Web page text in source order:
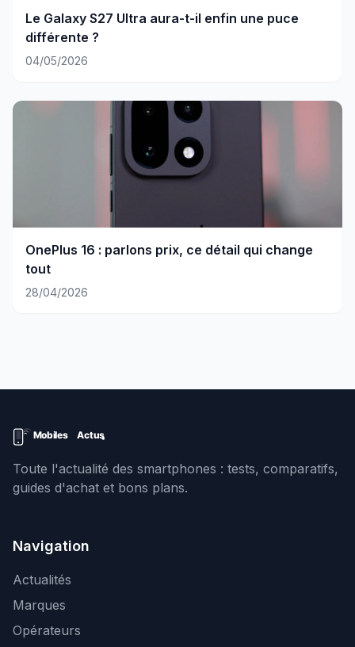
Le Galaxy S27 Ultra aura-t-il enfin une puce
différente ?
04/05/2026
OnePlus 16 : parlons prix, ce détail qui change
tout
28/04/2026
Toute l'actualité des smartphones : tests, comparatifs,
guides d'achat et bons plans.
Navigation
Actualités
Marques
Opérateurs